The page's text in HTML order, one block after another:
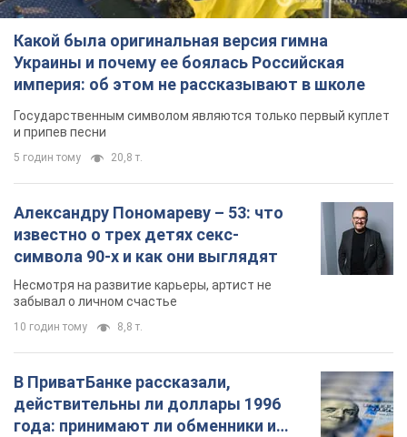
Какой была оригинальная версия гимна
Украины и почему ее боялась Российская
империя: об этом не рассказывают в школе
Государственным символом являются только первый куплет
и припев песни
5 годин тому 20,8 т.
Александру Пономареву – 53: что
известно о трех детях секс-
символа 90-х и как они выглядят
Несмотря на развитие карьеры, артист не
забывал о личном счастье
10 годин тому 8,8 т.
В ПриватБанке рассказали,
действительны ли доллары 1996
года: принимают ли обменники и